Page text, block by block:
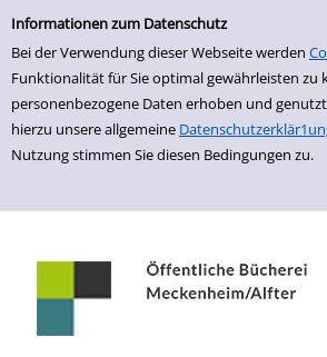
Einfache Suche
Informationen zum Datenschutz
Bei der Verwendung dieser Webseite werden
Funktionalität für Sie optimal gewährleisten zu
personenbezogene Daten erhoben und
hierzu unsere allgemeine
Nutzung stimmen Sie diesen Bedingungen zu.
zur Navigation springen
zum Inhalt springen
Zu den Suchfiltern springen
Zur Trefferliste springen